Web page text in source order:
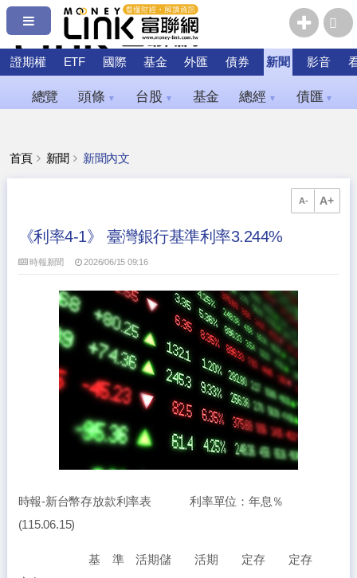
證期權 ETF 國際 基金 外匯 債券 新聞 影音
總覽 頭條 ▼ 台股 ▼ 基金 總經 ▼ 債匯 ▼
首頁 新聞 新聞內文
A- A+
《利率4-1》 臺灣銀行基準利率3.244%
時報新聞 2026/06/15 09:16
時報-新台幣存放款利率表 利率單位：年息％
(115.06.15)
基 準 活期儲 活期 定存 定存